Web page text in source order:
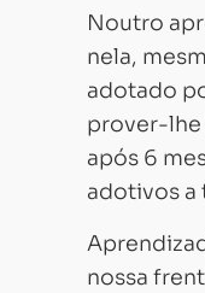
Noutro
nela,
adotado
prover-lhe
após 6
adotivos a
nossa